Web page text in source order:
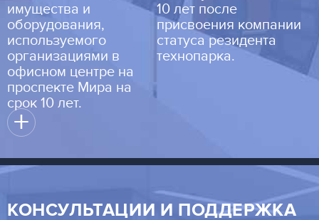
имущества и
оборудования,
используемого
организациями в
офисном центре на
проспекте Мира на
срок 10 лет.
10 лет после
присвоения компании
статуса резидента
технопарка.
+
КОНСУЛЬТАЦИИ И ПОДДЕРЖКА